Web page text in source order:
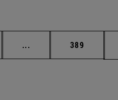
... Páginas intermedias
Página
389